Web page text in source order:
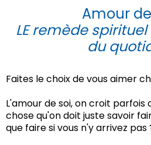
Amour
LE remède
du
Faites le choix de vous aimer
L'amour de soi, on croit parfois
chose qu'on doit juste savoir
que faire si vous n'y arrivez pas